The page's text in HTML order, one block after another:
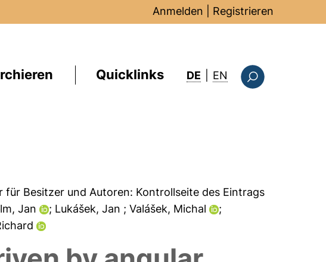
Anmelden Registrieren
Quicklinks DE EN : this page in
für Besitzer und Autoren: Kontrollseite des Eintrags
Jan ; Lukášek, Jan ; Valášek, Michal
;